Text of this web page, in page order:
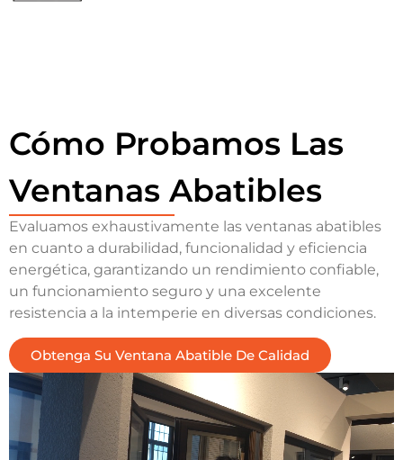
Cómo Probamos Las
Ventanas Abatibles
Evaluamos exhaustivamente las ventanas abatibles
en cuanto a durabilidad, funcionalidad y eficiencia
energética, garantizando un rendimiento confiable,
un funcionamiento seguro y una excelente
resistencia a la intemperie en diversas condiciones.
Obtenga Su Ventana Abatible De Calidad